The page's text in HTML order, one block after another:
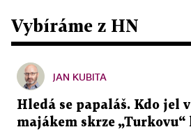
Vybíráme z HN
JAN KUBITA
Hledá se papaláš. Kdo jel
majákem skrze